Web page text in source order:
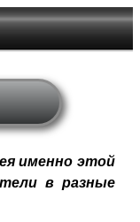
именно этой
в разные